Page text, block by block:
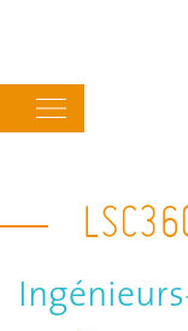
navigation